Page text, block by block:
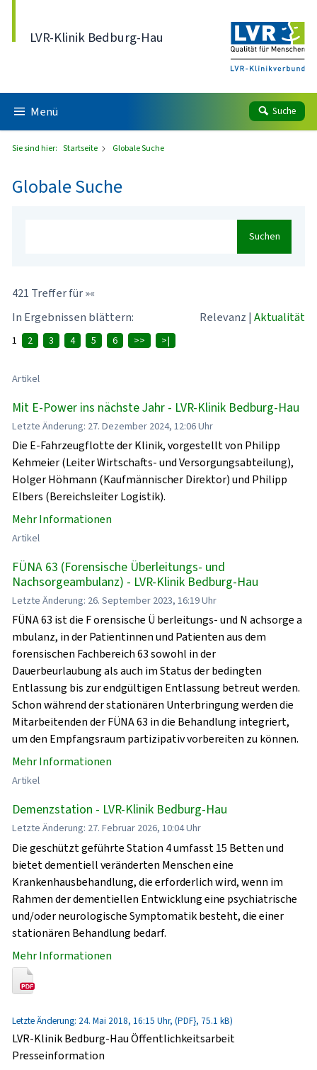
LVR-Klinik Bedburg-Hau
Menü Suche
Sie sind hier: Startseite Globale Suche
Globale Suche
Suchen
421 Treffer für »«
In Ergebnissen blättern:
Relevanz | Aktualität
1 2 3 4 5 6 >> >|
Artikel
Mit E-Power ins nächste Jahr - LVR-Klinik Bedburg-Hau
Letzte Änderung: 27. Dezember 2024, 12:06 Uhr
Die E-Fahrzeugflotte der Klinik, vorgestellt von Philipp
Kehmeier (Leiter Wirtschafts- und Versorgungsabteilung),
Holger Höhmann (Kaufmännischer Direktor) und Philipp
Elbers (Bereichsleiter Logistik).
Mehr Informationen
Artikel
FÜNA 63 (Forensische Überleitungs- und
Nachsorgeambulanz) - LVR-Klinik Bedburg-Hau
Letzte Änderung: 26. September 2023, 16:19 Uhr
FÜNA 63 ist die F orensische Ü berleitungs- und N achsorge a
mbulanz, in der Patientinnen und Patienten aus dem
forensischen Fachbereich 63 sowohl in der
Dauerbeurlaubung als auch im Status der bedingten
Entlassung bis zur endgültigen Entlassung betreut werden.
Schon während der stationären Unterbringung werden die
Mitarbeitenden der FÜNA 63 in die Behandlung integriert,
um den Empfangsraum partizipativ vorbereiten zu können.
Mehr Informationen
Artikel
Demenzstation - LVR-Klinik Bedburg-Hau
Letzte Änderung: 27. Februar 2026, 10:04 Uhr
Die geschützt geführte Station 4 umfasst 15 Betten und
bietet dementiell veränderten Menschen eine
Krankenhausbehandlung, die erforderlich wird, wenn im
Rahmen der dementiellen Entwicklung eine psychiatrische
und/oder neurologische Symptomatik besteht, die einer
stationären Behandlung bedarf.
Mehr Informationen
Letzte Änderung: 24. Mai 2018, 16:15 Uhr, (PDF}, 75.1 kB)
LVR-Klinik Bedburg-Hau Öffentlichkeitsarbeit
Presseinformation